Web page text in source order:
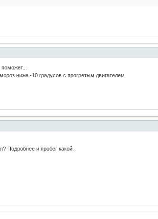
поможет...
ниже -10 градусов с прогретым двигателем.
Подробнее и пробег какой.